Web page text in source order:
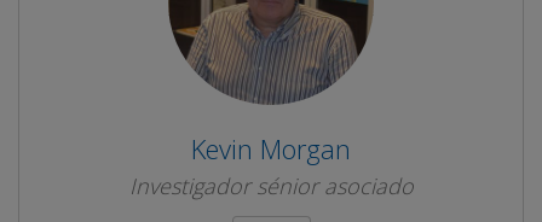
Kevin Morgan
Investigador sénior asociado